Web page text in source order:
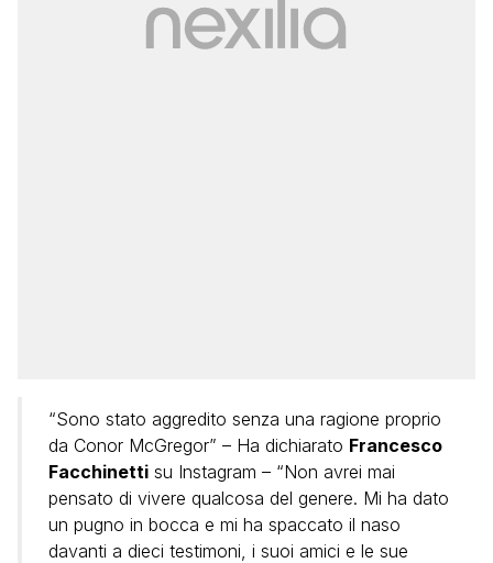
“Sono stato aggredito senza una ragione proprio
da Conor McGregor” – Ha dichiarato Francesco
Facchinetti su Instagram – “Non avrei mai
pensato di vivere qualcosa del genere. Mi ha dato
un pugno in bocca e mi ha spaccato il naso
davanti a dieci testimoni, i suoi amici e le sue